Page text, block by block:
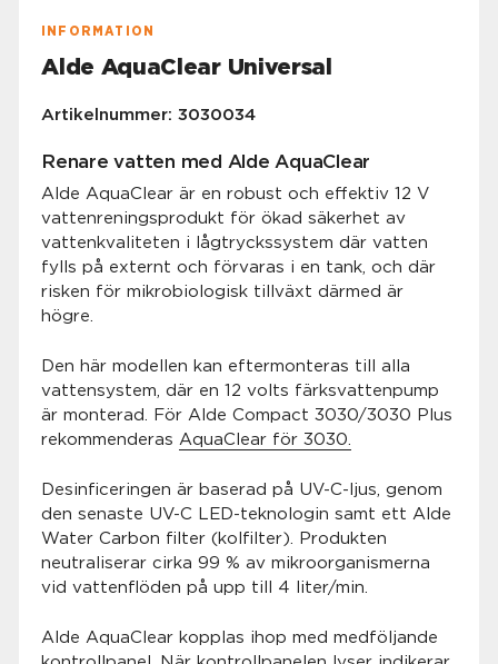
INFORMATION
Alde AquaClear Universal
Artikelnummer: 3030034
Renare vatten med Alde AquaClear
Alde AquaClear är en robust och effektiv 12 V
vattenreningsprodukt för ökad säkerhet av
vattenkvaliteten i lågtryckssystem där vatten
fylls på externt och förvaras i en tank, och där
risken för mikrobiologisk tillväxt därmed är
högre.
Den här modellen kan eftermonteras till alla
vattensystem, där en 12 volts färksvattenpump
är monterad. För Alde Compact 3030/3030 Plus
rekommenderasAquaClear för 3030.
Desinficeringen är baserad på UV-C-ljus, genom
den senaste UV-C LED-teknologin samt ett Alde
Water Carbon filter (kolfilter). Produkten
neutraliserar cirka 99 % av mikroorganismerna
vid vattenflöden på upp till 4 liter/min.
Alde AquaClear kopplas ihop med medföljande